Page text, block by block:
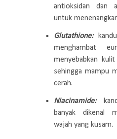
antioksidan dan
untuk
Glutathione:
menghambat
menyebabkan
sehingga mampu
cerah.
Niacinamide:
banyak dikenal
wajah yang kusam.